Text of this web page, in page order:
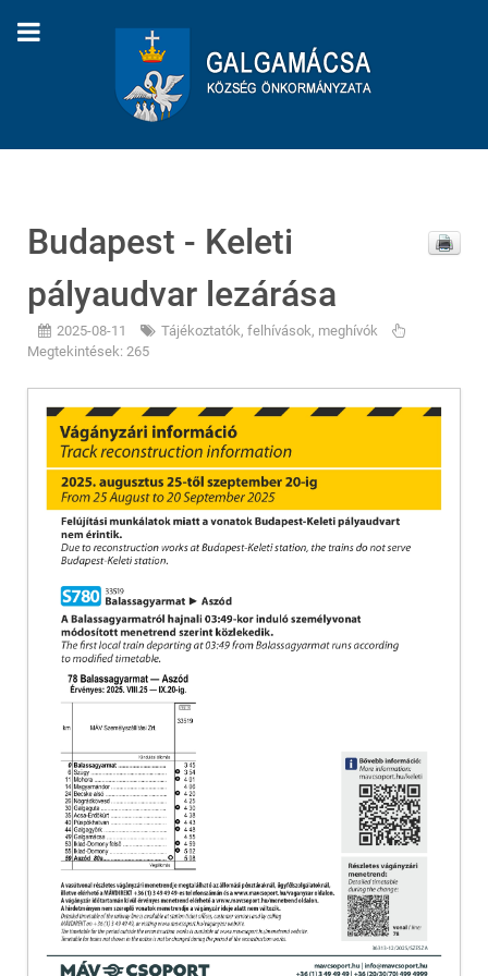
Budapest - Keleti
pályaudvar lezárása
2025-08-11
Tájékoztatók, felhívások, meghívók
Megtekintések: 265